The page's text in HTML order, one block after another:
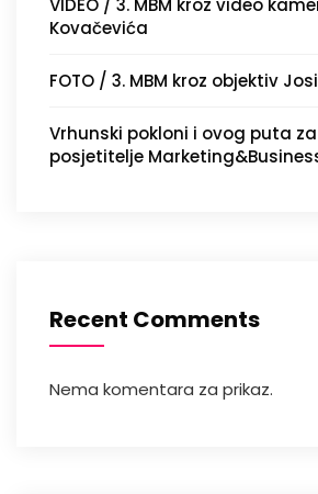
Kovačevića
FOTO / 3. MBM kroz objektiv
Vrhunski pokloni i ovog puta
posjetitelje
Recent Comments
Nema komentara za prikaz.